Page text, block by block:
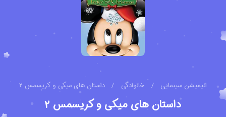
انیمیشن سینمایی / خانوادگی / داستان های میکی و کریسمس ۲
داستان های میکی و کریسمس ۲